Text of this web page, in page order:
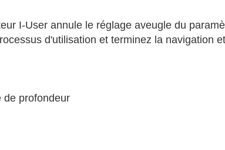
I-User annule le réglage aveugle du
d'utilisation et terminez la navigation
de profondeur